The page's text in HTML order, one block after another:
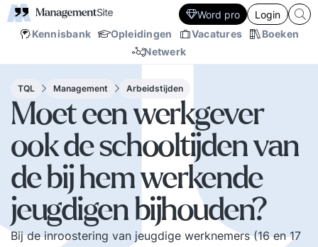
Kennisbank Opleidingen Vacatures
Boeken
Netwerk
Word pro Login
TQL Management Arbeidstijden
Moet een werkgever
ook de schooltijden van
de bij hem werkende
jeugdigen bijhouden?
Bij de inroostering van jeugdige werknemers (16 en 17